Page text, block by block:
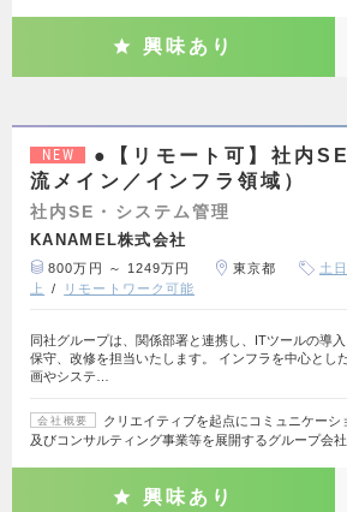
興味あり
NEW
●【リモート可】社内
流メイン／インフラ領域）
社内SE・システム管理
KANAMEL株式会社
800万円 ～ 1249万円 東京都 土
上
リモートワーク可能
同社グループは、関係部署と連携し、ITツールの導
保守、改修を担当いたします。 インフラを中心とし
画やシステ…
会社概要
クリエイティブを起点にコミュニケー
及びコンサルティング事業等を展開するグループ会
興味あり